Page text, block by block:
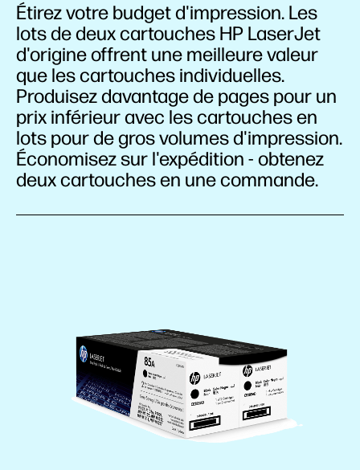
Étirez votre budget d'impression. Les
lots de deux cartouches HP LaserJet
d'origine offrent une meilleure valeur
que les cartouches individuelles.
Produisez davantage de pages pour un
prix inférieur avec les cartouches en
lots pour de gros volumes d'impression.
Économisez sur l'expédition - obtenez
deux cartouches en une commande.